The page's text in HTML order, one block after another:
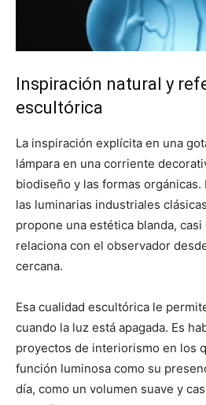
Inspiración natural y
escultórica
La inspiración explícita en una
lámpara en una corriente
biodiseño y las formas orgánicas.
las luminarias industriales
propone una estética blanda,
relaciona con el observador
cercana.
Esa cualidad escultórica le
cuando la luz está apagada. Es
proyectos de interiorismo en los
función luminosa como su
día, como un volumen suave y